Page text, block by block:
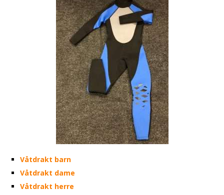
Våtdrakt barn
Våtdrakt dame
Våtdrakt herre